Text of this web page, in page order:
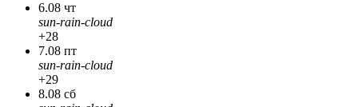
6.08 чт
sun-rain-cloud
+28
7.08 пт
sun-rain-cloud
+29
8.08 сб